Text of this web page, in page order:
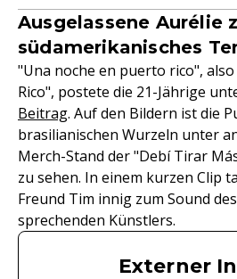
Ausgelassene Aurélie
südamerikanisches
"Una noche en puerto rico",
Rico", postete die 21-Jährige
Beitrag. Auf den Bildern ist die
brasilianischen Wurzeln unter
Merch-Stand der "Debí Tirar
zu sehen. In einem kurzen Clip
Freund Tim innig zum Sound
sprechenden Künstlers.
Externer